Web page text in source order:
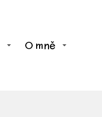
O mně